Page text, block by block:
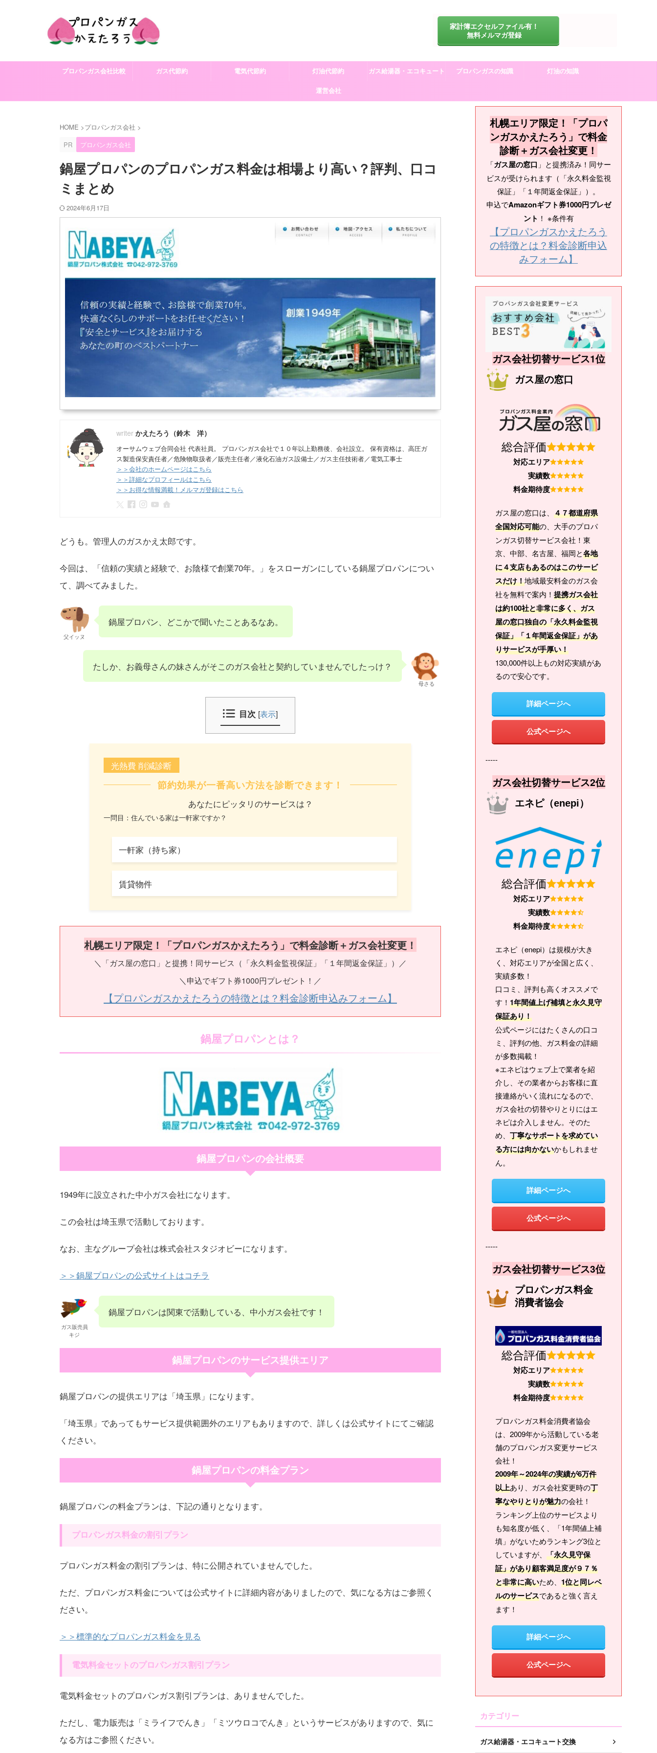
家計簿エクセルファイル有！
無料メルマガ登録
プロパンガス会社比較 ガス代節約 電気代節約 灯油代節約 ガス給湯器・エコキュート プロパンガスの知識 灯油の知識
運営会社
HOME >プロパンガス会社 >
PR
プロパンガス会社
鍋屋プロパンのプロパンガス料金は相場より高い？評判、口コ
ミまとめ
2024年6月17日
かえたろう（鈴木 洋）
オーサムウェブ合同会社 代表社員。 プロパンガス会社で１０年以上勤務後、会社設立。 保有資格は、高圧ガ
ス製造保安責任者／危険物取扱者／販売主任者／液化石油ガス設備士／ガス主任技術者／電気工事士
＞＞会社のホームページはこちら
＞＞詳細なプロフィールはこちら
＞＞お得な情報満載！メルマガ登録はこちら
どうも。管理人のガスかえ太郎です。
今回は、「信頼の実績と経験で、お陰様で創業70年。」をスローガンにしている鍋屋プロパンについ
て、調べてみました。
父イッヌ
鍋屋プロパン、どこかで聞いたことあるなあ。
たしか、お義母さんの妹さんがそこのガス会社と契約していませんでしたっけ？
母さる
目次 [表示]
光熱費 削減診断
節約効果が一番高い方法を診断できます！
あなたにピッタリのサービスは？
一問目：住んでいる家は一軒家ですか？
一軒家（持ち家）
賃貸物件
札幌エリア限定！「プロパンガスかえたろう」で料金診断＋ガス会社変更！
＼「ガス屋の窓口」と提携！同サービス（「永久料金監視保証」「１年間返金保証」）／
＼申込でギフト券1000円プレゼント！／
【プロパンガスかえたろうの特徴とは？料金診断申込みフォーム】
鍋屋プロパンとは？
鍋屋プロパンの会社概要
1949年に設立された中小ガス会社になります。
この会社は埼玉県で活動しております。
なお、主なグループ会社は株式会社スタジオビーになります。
＞＞鍋屋プロパンの公式サイトはコチラ
ガス販売員
キジ
鍋屋プロパンは関東で活動している、中小ガス会社です！
鍋屋プロパンのサービス提供エリア
鍋屋プロパンの提供エリアは「埼玉県」になります。
「埼玉県」であってもサービス提供範囲外のエリアもありますので、詳しくは公式サイトにてご確認
ください。
鍋屋プロパンの料金プラン
鍋屋プロパンの料金プランは、下記の通りとなります。
プロパンガス料金の割引プラン
プロパンガス料金の割引プランは、特に公開されていませんでした。
ただ、プロパンガス料金については公式サイトに詳細内容がありましたので、気になる方はご参照く
ださい。
＞＞標準的なプロパンガス料金を見る
電気料金セットのプロパンガス割引プラン
電気料金セットのプロパンガス割引プランは、ありませんでした。
ただし、電力販売は「ミライフでんき」「ミツウロコでんき」というサービスがありますので、気に
なる方はご参照ください。
札幌エリア限定！「プロパ
ンガスかえたろう」で料金
診断＋ガス会社変更！
「ガス屋の窓口 」と提携済み！同サー
ビスが受けられます（「永久料金監視
保証」「１年間返金保証」）。
申込でAmazonギフト券1000円プレゼ
ント ！ ※条件有
【プロパンガスかえたろう
の特徴とは？料金診断申込
みフォーム】
ガス会社切替サービス1位
ガス屋の窓口
総合評価
対応エリア
実績数
料金期待度
ガス屋の窓口は、 ４７都道府県
全国対応可能の、大手のプロパ
ンガス切替サービス会社！東
京、中部、名古屋、福岡と各地
に４支店もあるのはこのサービ
スだけ！地域最安料金のガス会
社を無料で案内！ 提携ガス会社
は約100社と非常に多く、ガス
屋の窓口独自の「永久料金監視
保証」「１年間返金保証」があ
りサービスが手厚い！
130,000件以上もの対応実績があ
るので安心です。
詳細ページへ
公式ページへ
-----
ガス会社切替サービス2位
エネピ（enepi）
総合評価
対応エリア
実績数
料金期待度
エネピ（enepi）は規模が大き
く、対応エリアが全国と広く、
実績多数！
口コミ、評判も高くオススメで
す！ 1年間値上げ補填と永久見守
保証あり！
公式ページにはたくさんの口コ
ミ、評判の他、ガス料金の詳細
が多数掲載！
※エネピはウェブ上で業者を紹
介し、その業者からお客様に直
接連絡がいく流れになるので、
ガス会社の切替やりとりにはエ
ネピは介入しません。そのた
め、 丁寧なサポートを求めてい
る方には向かないかもしれませ
ん。
詳細ページへ
公式ページへ
-----
ガス会社切替サービス3位
プロパンガス料金
消費者協会
総合評価
対応エリア
実績数
料金期待度
プロパンガス料金消費者協会
は、2009年から活動している老
舗のプロパンガス変更サービス
会社！
2009年～2024年の実績が6万件
以上あり、ガス会社変更時の丁
寧なやりとりが魅力の会社！
ランキング上位のサービスより
も知名度が低く、「1年間値上補
填」がないためランキング3位と
していますが、 「永久見守保
証」があり顧客満足度が９７％
と非常に高いため、 1位と同レベ
ルのサービスであると強く言え
ます！
詳細ページへ
公式ページへ
カテゴリー
ガス給湯器・エコキュート交換